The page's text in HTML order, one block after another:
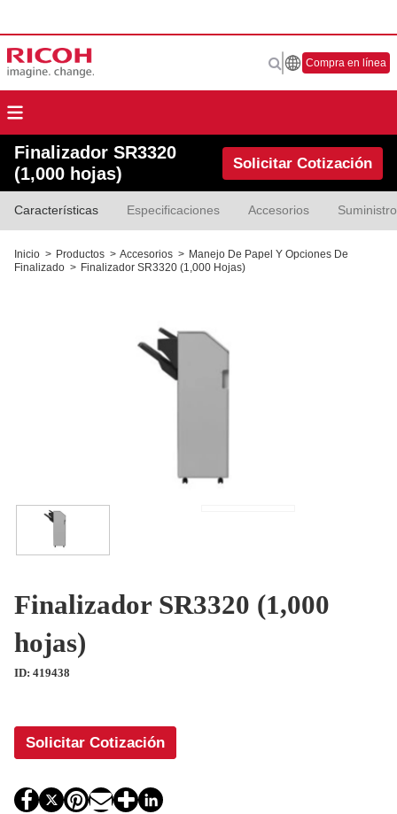
Compra en línea
Finalizador SR3320
(1,000 hojas)
Solicitar Cotización
Características Especificaciones Accesorios
Inicio > Productos > Accesorios > Manejo De Papel Y Opciones De
Finalizado > Finalizador SR3320 (1,000 Hojas)
Finalizador SR3320 (1,000
hojas)
ID: 419438
Solicitar Cotización